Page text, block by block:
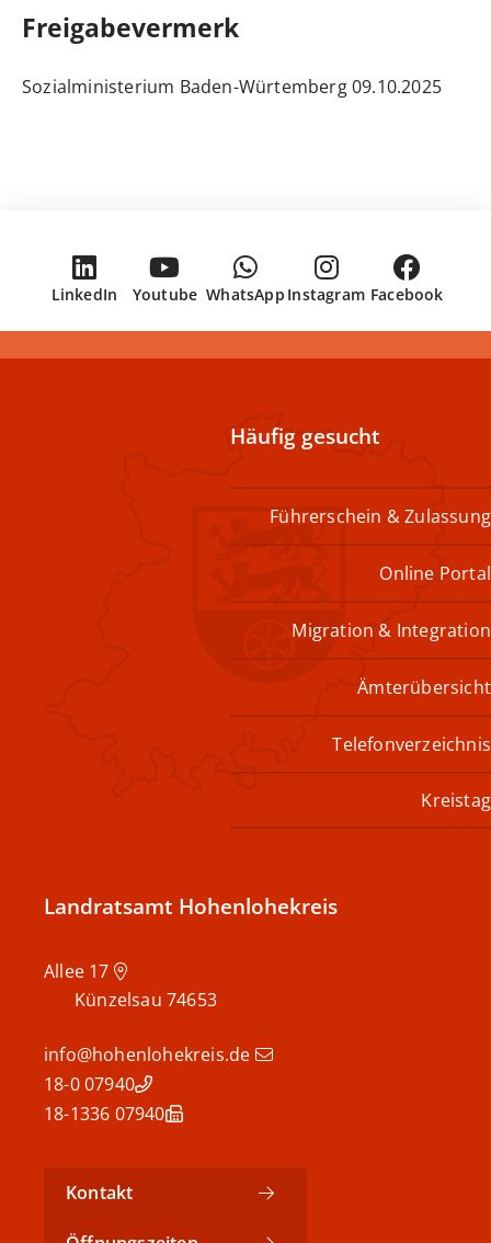
Freigabevermerk
09.10.2025 Sozialministerium Baden-Würtemberg
Facebook
Instagram
WhatsApp
Youtube
LinkedIn
Häufig gesucht
Führerschein & Zulassung
Online Portal
Migration & Integration
Ämterübersicht
Telefonverzeichnis
Kreistag
Landratsamt Hohenlohekreis
74653
Künzelsau
info@hohenlohekreis.de
07940 18-0
07940 18-1336
Kontakt